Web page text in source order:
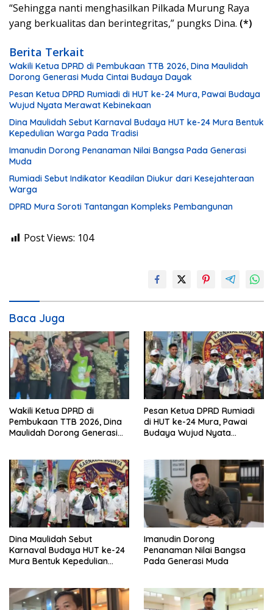
“Sehingga nanti menghasilkan Pilkada Murung Raya
yang berkualitas dan berintegritas,” pungks Dina. (*)
Berita Terkait
Wakili Ketua DPRD di Pembukaan TTB 2026, Dina Maulidah
Dorong Generasi Muda Cintai Budaya Dayak
Pesan Ketua DPRD Rumiadi di HUT ke-24 Mura, Pawai Budaya
Wujud Nyata Merawat Kebinekaan
Dina Maulidah Sebut Karnaval Budaya HUT ke-24 Mura Bentuk
Kepedulian Warga Pada Tradisi
Imanudin Dorong Penanaman Nilai Bangsa Pada Generasi
Muda
Rumiadi Sebut Indikator Keadilan Diukur dari Kesejahteraan
Warga
DPRD Mura Soroti Tantangan Kompleks Pembangunan
Post Views: 104
Baca Juga
Wakili Ketua DPRD di
Pembukaan TTB 2026, Dina
Maulidah Dorong Generasi
Pesan Ketua DPRD Rumiadi
di HUT ke-24 Mura, Pawai
Budaya Wujud Nyata
Dina Maulidah Sebut
Karnaval Budaya HUT ke-24
Mura Bentuk Kepedulian
Imanudin Dorong
Penanaman Nilai Bangsa
Pada Generasi Muda